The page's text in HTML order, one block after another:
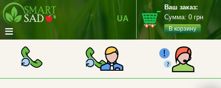
≡
UA
Ваш заказ:
Сумма: 0 грн
В корзину